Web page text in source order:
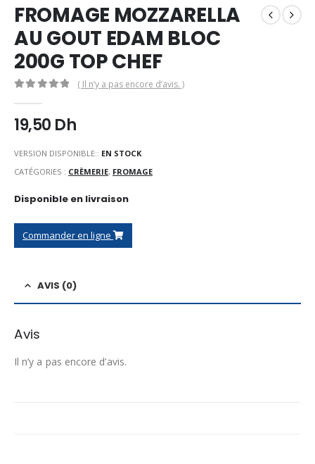
FROMAGE MOZZARELLA
AU GOUT EDAM BLOC
200G TOP CHEF
( Il n’y a pas encore d’avis. )
19,50 Dh
VERSION DISPONIBLE:: EN STOCK
CATÉGORIES : CRÈMERIE, FROMAGE
Disponible en livraison
Commander en ligne
AVIS (0)
Avis
Il n’y a pas encore d’avis.